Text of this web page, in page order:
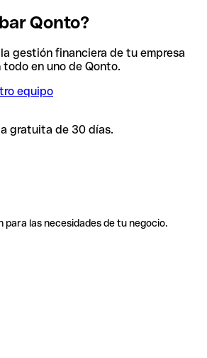
Qonto?
gestión financiera de tu empresa
en uno de Qonto.
equipo
gratuita de 30 días.
para las necesidades de tu negocio.